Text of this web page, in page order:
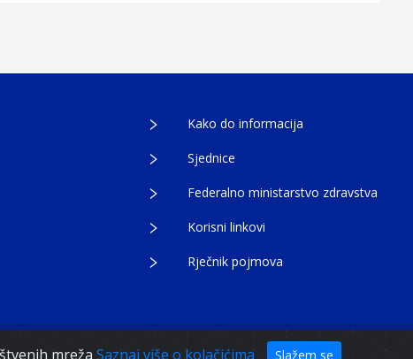
mreža Saznaj više o kolačićima Slažem se
Kako do informacija
Sjednice
Federalno ministarstvo zdravstva
Korisni linkovi
Rječnik pojmova